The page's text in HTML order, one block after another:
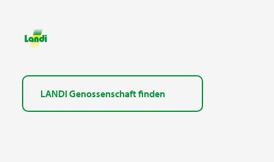
LANDI Genossenschaft finden